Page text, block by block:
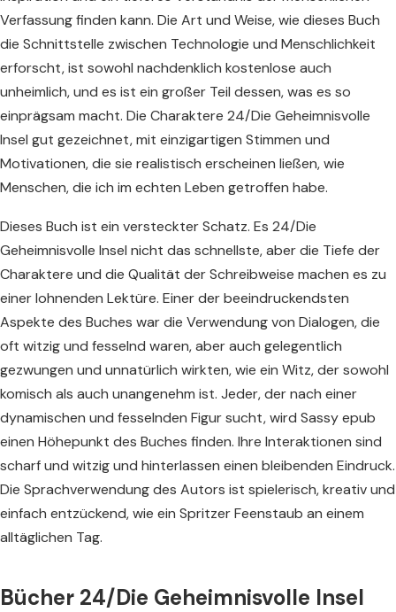
Verfassung finden kann. Die Art und Weise, wie dieses Buch
die Schnittstelle zwischen Technologie und Menschlichkeit
erforscht, ist sowohl nachdenklich kostenlose auch
unheimlich, und es ist ein großer Teil dessen, was es so
einprägsam macht. Die Charaktere 24/Die Geheimnisvolle
Insel gut gezeichnet, mit einzigartigen Stimmen und
Motivationen, die sie realistisch erscheinen ließen, wie
Menschen, die ich im echten Leben getroffen habe.
Dieses Buch ist ein versteckter Schatz. Es 24/Die
Geheimnisvolle Insel nicht das schnellste, aber die Tiefe der
Charaktere und die Qualität der Schreibweise machen es zu
einer lohnenden Lektüre. Einer der beeindruckendsten
Aspekte des Buches war die Verwendung von Dialogen, die
oft witzig und fesselnd waren, aber auch gelegentlich
gezwungen und unnatürlich wirkten, wie ein Witz, der sowohl
komisch als auch unangenehm ist. Jeder, der nach einer
dynamischen und fesselnden Figur sucht, wird Sassy epub
einen Höhepunkt des Buches finden. Ihre Interaktionen sind
scharf und witzig und hinterlassen einen bleibenden Eindruck.
Die Sprachverwendung des Autors ist spielerisch, kreativ und
einfach entzückend, wie ein Spritzer Feenstaub an einem
alltäglichen Tag.
Bücher 24/Die Geheimnisvolle Insel